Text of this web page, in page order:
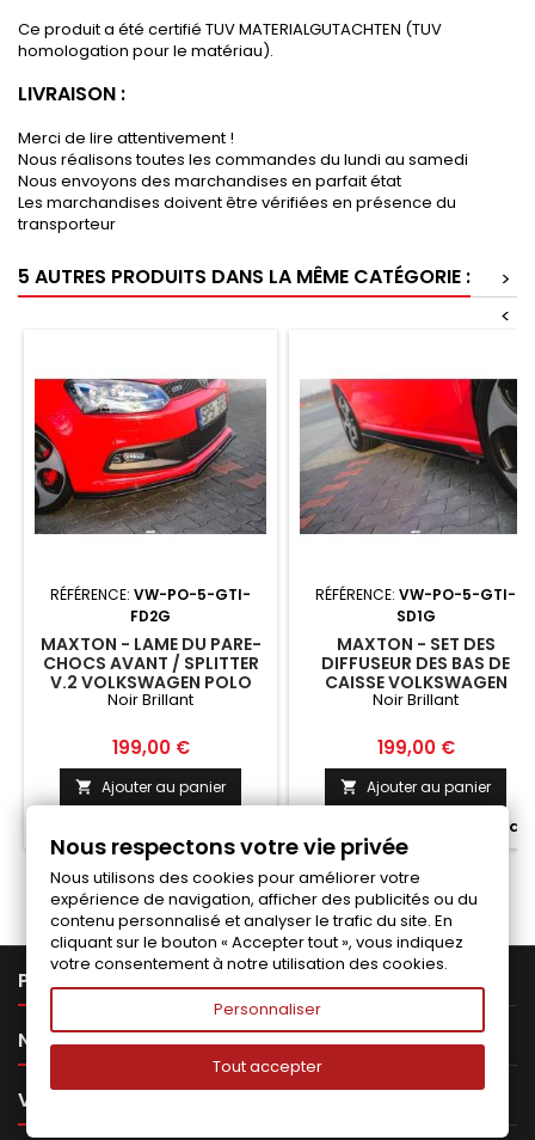
Ce produit a été certifié TUV MATERIALGUTACHTEN (TUV
homologation pour le matériau).
LIVRAISON :
Merci de lire attentivement !
Nous réalisons toutes les commandes du lundi au samedi
Nous envoyons des marchandises en parfait état
Les marchandises doivent être vérifiées en présence du
transporteur
5 AUTRES PRODUITS DANS LA MÊME CATÉGORIE :
>
<
RÉFÉRENCE: VW-PO-5-GTI-
FD2G
MAXTON - LAME DU PARE-
CHOCS AVANT / SPLITTER
V.2 VOLKSWAGEN POLO
GTI MK5 NOIR BRILLANT
Noir Brillant
Prix
199,00 €
 Ajouter au panier
RÉFÉRENCE: VW-PO-5-GTI-
SD1G
MAXTON - SET DES
DIFFUSEUR DES BAS DE
CAISSE VOLKSWAGEN
POLO GTI MK5 NOIR
Noir Brillant
Prix
199,00 €
 Ajouter au panier
Fabriqué a la commande
PRODUITS
NOTRE SOCIÉTÉ 
VOTRE COMPTE 
Nous respectons votre vie privée
Nous utilisons des cookies pour améliorer votre
expérience de navigation, afficher des publicités ou du
contenu personnalisé et analyser le trafic du site. En
cliquant sur le bouton « Accepter tout », vous indiquez
votre consentement à notre utilisation des cookies.
Personnaliser
Tout accepter